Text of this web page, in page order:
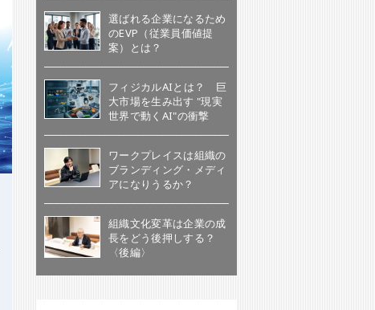
選ばれる企業になるため
のEVP（従業員価値提
案）とは？
フィジカルAIとは？ 巨
大市場を生み出す "現実
世界で動くAI"の衝撃
ワークプレイスは組織の
ブランディング・メディ
アになりうるか？
組織文化変革は企業の成
長をどう後押しする？
〈後編〉